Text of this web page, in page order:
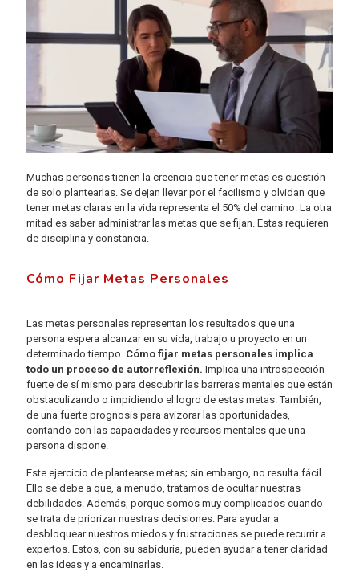
Muchas personas tienen la creencia que tener metas es cuestión
de solo plantearlas. Se dejan llevar por el facilismo y olvidan que
tener metas claras en la vida representa el 50% del camino. La otra
mitad es saber administrar las metas que se fijan. Estas requieren
de disciplina y constancia.
Cómo Fijar Metas Personales
Las metas personales representan los resultados que una
persona espera alcanzar en su vida, trabajo u proyecto en un
determinado tiempo. Cómo fijar metas personales implica
todo un proceso de autorreflexión. Implica una introspección
fuerte de sí mismo para descubrir las barreras mentales que están
obstaculizando o impidiendo el logro de estas metas. También,
de una fuerte prognosis para avizorar las oportunidades,
contando con las capacidades y recursos mentales que una
persona dispone.
Este ejercicio de plantearse metas; sin embargo, no resulta fácil.
Ello se debe a que, a menudo, tratamos de ocultar nuestras
debilidades. Además, porque somos muy complicados cuando
se trata de priorizar nuestras decisiones. Para ayudar a
desbloquear nuestros miedos y frustraciones se puede recurrir a
expertos. Estos, con su sabiduría, pueden ayudar a tener claridad
en las ideas y a encaminarlas.